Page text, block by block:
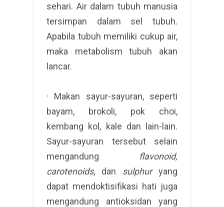
sehari. Air dalam tubuh manusia
tersimpan dalam sel tubuh.
Apabila tubuh memiliki cukup air,
maka metabolism tubuh akan
lancar.
· Makan sayur-sayuran, seperti
bayam, brokoli, pok choi,
kembang kol, kale dan lain-lain.
Sayur-sayuran tersebut selain
mengandung flavonoid,
carotenoids, dan sulphuryang
dapat mendoktisifikasi hati juga
mengandung antioksidan yang